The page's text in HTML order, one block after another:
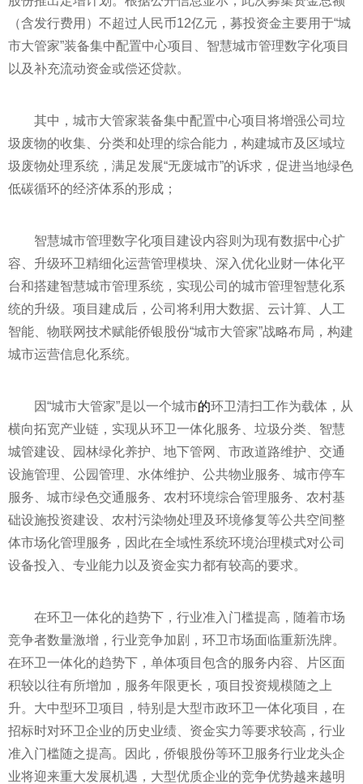
（含发行费用）不超过人民币12亿元，募投资金主要用于“城
市大管家”装备集中配置中心项目、智慧城市管理数字化项目
以及补充流动资金或偿还贷款。
其中，城市大管家装备集中配置中心项目将增强公司垃
圾废物的收集、分类和处理的综合能力，构建城市及区域垃
圾废物处理系统，满足发展“无废城市”的诉求，促进当地绿色
低碳循环的经济体系的形成；
智慧城市管理数字化项目建设内容则为现有数据中心扩
容、升级环卫精细化运营管理模块、深入优化业财一体化平
台和搭建智慧城市管理系统，实现公司的城市管理智慧化系
统的升级。项目建成后，公司将利用大数据、云计算、人工
智能、物联网技术赋能侨银股份“城市大管家”战略布局，构建
城市运营信息化系统。
因“城市大管家”是以一个城市的环卫清扫工作为载体，从
横向拓宽产业链，实现从环卫一体化服务、垃圾分类、智慧
城管建设、园林绿化养护、地下管网、市政道路维护、交通
设施管理、公园管理、水体维护、公共物业服务、城市停车
服务、城市绿色交通服务、农村环境综合管理服务、农村基
础设施投资建设、农村污染物处理及环境修复等公共空间整
体市场化管理服务，因此在全域性系统环境治理模式对公司
设备投入、专业能力以及资金实力都有较高的要求。
在环卫一体化的趋势下，行业准入门槛提高，随着市场
竞争者数量激增，行业竞争加剧，环卫市场面临重新洗牌。
在环卫一体化的趋势下，单体项目包含的服务内容、片区面
积较以往有所增加，服务年限更长，项目投资规模随之上
升。大中型环卫项目，特别是大型市政环卫一体化项目，在
招标时对环卫企业的历史业绩、资金实力等要求较高，行业
准入门槛随之提高。因此，侨银股份等环卫服务行业龙头企
业将迎来重大发展机遇，大型优质企业的竞争优势越来越明